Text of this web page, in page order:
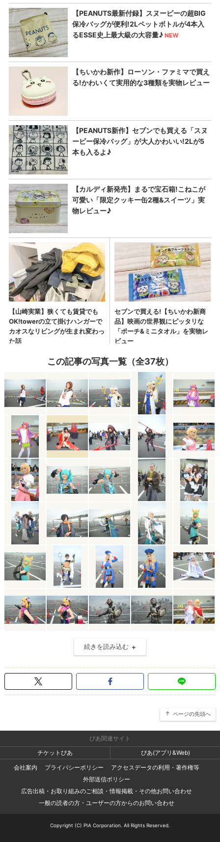
この記事の写真一覧（全37枚）
続きを読み込む
ページの先頭へ
ぴあ関連サイト
チケットぴあ
ぴあ(アプリ&Web)
会社案内
プライバシーポリシー
アクセスデータの利用・著作権等
外部送信ポリシー
広告出稿・お取り組みのご相談・情報掲載・その他お問い合わせ
一般の読者の方・ユーザーの方からのお問い合わせ
Copyright (C) PIA Corporation. All Rights Reserved.